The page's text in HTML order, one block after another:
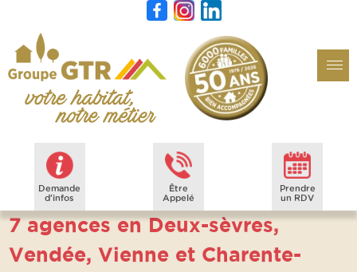
Demande
d'infos
Être
Appelé
Prendre
un RDV
7 agences en Deux-sèvres,
Vendée, Vienne et Charente-